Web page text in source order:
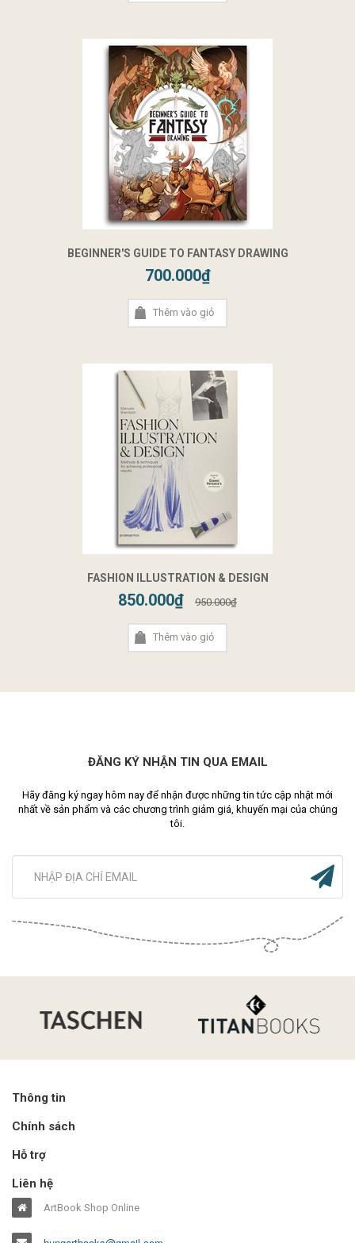
BEGINNER'S GUIDE TO FANTASY DRAWING
700.000₫
Thêm vào giỏ
FASHION ILLUSTRATION & DESIGN
850.000₫ 950.000₫
Thêm vào giỏ
ĐĂNG KÝ NHẬN TIN QUA EMAIL
Hãy đăng ký ngay hôm nay để nhận được những tin tức cập nhật mới
nhất về sản phẩm và các chương trình giảm giá, khuyến mại của chúng
tôi.
Thông tin
Chính sách
Hỗ trợ
Liên hệ
ArtBook Shop Online